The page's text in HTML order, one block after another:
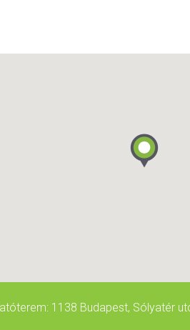
1138 Budapest, Sólyatér